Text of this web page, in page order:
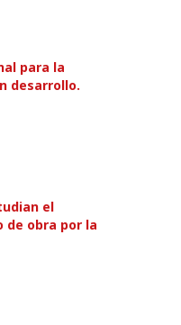
para la
desarrollo.
el
de obra por la